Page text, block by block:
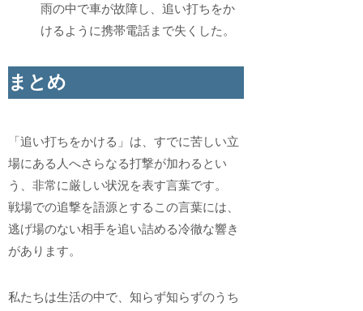
雨の中で車が故障し、追い打ちをか
けるように携帯電話まで失くした。
まとめ
「追い打ちをかける」は、すでに苦しい立
場にある人へさらなる打撃が加わるとい
う、非常に厳しい状況を表す言葉です。
戦場での追撃を語源とするこの言葉には、
逃げ場のない相手を追い詰める冷徹な響き
があります。
私たちは生活の中で、知らず知らずのうち